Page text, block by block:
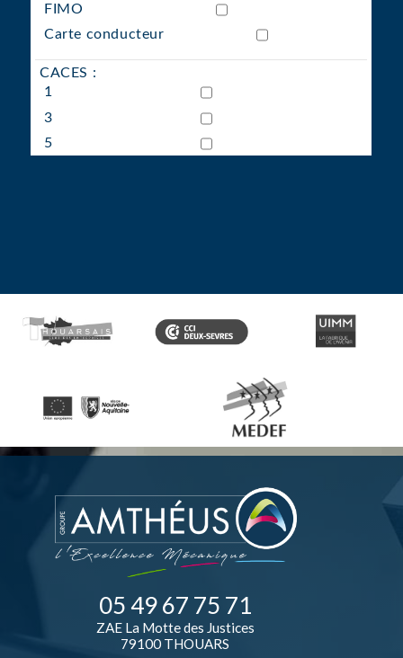
05 49 67 75 71
ZAE La Motte des Justices
79100 THOUARS